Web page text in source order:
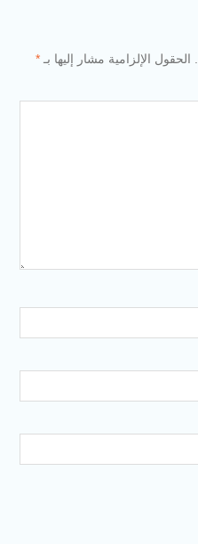
الحقول الإلزامية مشار إليها بـ *